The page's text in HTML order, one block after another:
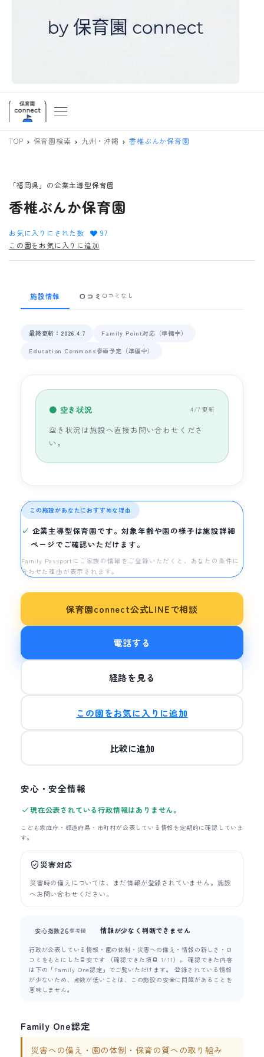
TOP 保育園検索 九州・沖縄 香椎ぶんか保育園
「福岡県」の企業主導型保育園
香椎ぶんか保育園
お気に入りにされた数
97
この園をお気に入りに追加
施設情報 口コミ 口コミなし
最終更新：2026.4.7
Family Point対応（準備中）
Education Commons参画予定（準備中）
● 空き状況 4/7 更新
空き状況は施設へ直接お問い合わせくださ
い。
この施設があなたにおすすめな理由
企業主導型保育園です。対象年齢や園の様子は施設詳細
ページでご確認いただけます。
Family Passportにご家族の情報をご登録いただくと、あなたの条件に
合わせた理由が表示されます。
保育園connect公式LINEで相談
電話する
経路を見る
この園をお気に入りに追加
比較に追加
安心・安全情報
現在公表されている行政情報はありません。
こども家庭庁・都道府県・市町村が公表している情報を定期的に確認していま
す。
災害対応
災害時の備えについては、まだ情報が登録されていません。施設
へお問い合わせください。
安心指数26参考値 情報が少なく判断できません
行政が公表している情報・園の体制・災害への備え・情報の新しさ・口
コミをもとにした目安です （確認できた項目 1/11）。 確認できた内容
は下の「Family One認定」でご覧いただけます。 登録されている情報
が少ないため、点数が低いことは、この施設の安全に問題があることを
意味しません。
Family One認定
災害への備え・園の体制・保育の質への取り組み